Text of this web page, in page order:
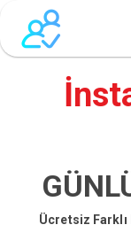
Ücretsiz